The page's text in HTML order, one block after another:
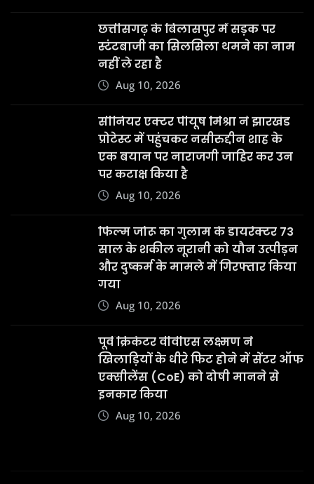
छत्तीसगढ़ के बिलासपुर में सड़क पर
स्टंटबाजी का सिलसिला थमने का नाम
नहीं ले रहा है
Aug 10, 2026
सीनियर एक्टर पीयूष मिश्रा ने झारखंड
प्रोटेस्ट में पहुंचकर नसीरुद्दीन शाह के
एक बयान पर नाराजगी जाहिर कर उन
पर कटाक्ष किया है
Aug 10, 2026
फिल्म जोरू का गुलाम के डायरेक्टर 73
साल के शकील नूरानी को यौन उत्पीड़न
और दुष्कर्म के मामले में गिरफ्तार किया
गया
Aug 10, 2026
पूर्व क्रिकेटर वीवीएस लक्ष्मण ने
खिलाड़ियों के धीरे फिट होने में सेंटर ऑफ
एक्सीलेंस (CoE) को दोषी मानने से
इनकार किया
Aug 10, 2026